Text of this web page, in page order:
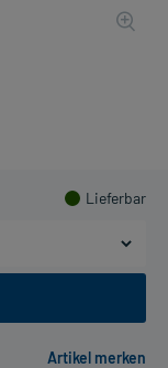
Lieferbar